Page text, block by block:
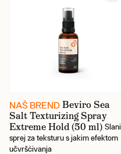
NAŠ BREND Beviro Sea
Salt Texturizing Spray
Extreme Hold (50 ml) Slani
sprej za teksturu s jakim efektom
učvršćivanja